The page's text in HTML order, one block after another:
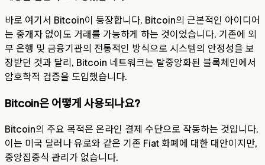
바로 여기서 Bitcoin이 등장합니다. Bitcoin의 근본적인 아이디어
는 중개자 없이도 거래를 가능하게 하는 것이었습니다. 기존에 외
부 은행 및 금융기관의 전통적인 방식으로 시스템의 안정성을 보
장받던 것과 달리, Bitcoin 네트워크는 탈중앙화된 블록체인에서
암호학적 검증을 도입했습니다.
Bitcoin은 어떻게 사용되나요?
Bitcoin의 주요 목적은 온라인 결제 수단으로 작동하는 것입니다.
이는 미국 달러나 유로와 같은 기존 Fiat 화폐에 대한 대안이지만,
중앙집중식 관리가 없습니다.